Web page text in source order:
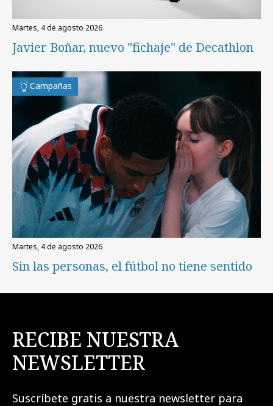
martes, 4 de agosto 2026
Javier Boñar, nuevo "fichaje" de Decathlon
Campañas
martes, 4 de agosto 2026
Sin las personas, el fútbol no tiene sentido
RECIBE NUESTRA
NEWSLETTER
Suscríbete gratis a nuestra newsletter para